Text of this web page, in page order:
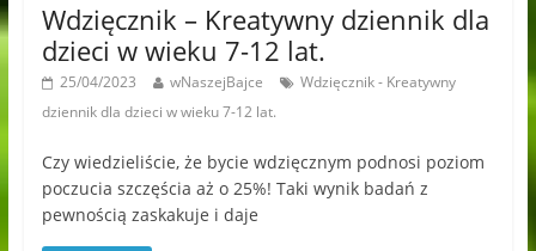
Wdzięcznik – Kreatywny dziennik dla
dzieci w wieku 7-12 lat.
25/04/2023 wNaszejBajce
Wdzięcznik - Kreatywny
dziennik dla dzieci w wieku 7-12 lat.
Czy wiedzieliście, że bycie wdzięcznym podnosi poziom
poczucia szczęścia aż o 25%! Taki wynik badań z
pewnością zaskakuje i daje